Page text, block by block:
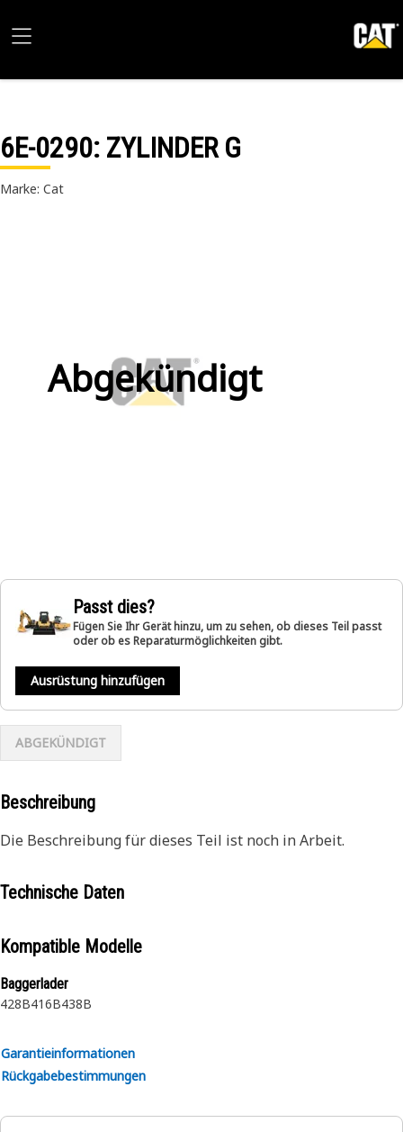
6E-0290: ZYLINDER G
Marke: Cat
Abgekündigt
Passt dies?
Fügen Sie Ihr Gerät hinzu, um zu sehen, ob dieses Teil passt
oder ob es Reparaturmöglichkeiten gibt.
Ausrüstung hinzufügen
ABGEKÜNDIGT
Beschreibung
Die Beschreibung für dieses Teil ist noch in Arbeit.
Technische Daten
Kompatible Modelle
Baggerlader
428B416B438B
Garantieinformationen
Rückgabebestimmungen